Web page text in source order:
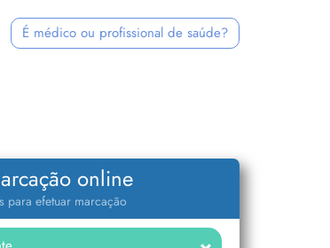
É médico ou profissional de saúde?
online
para efetuar marcação